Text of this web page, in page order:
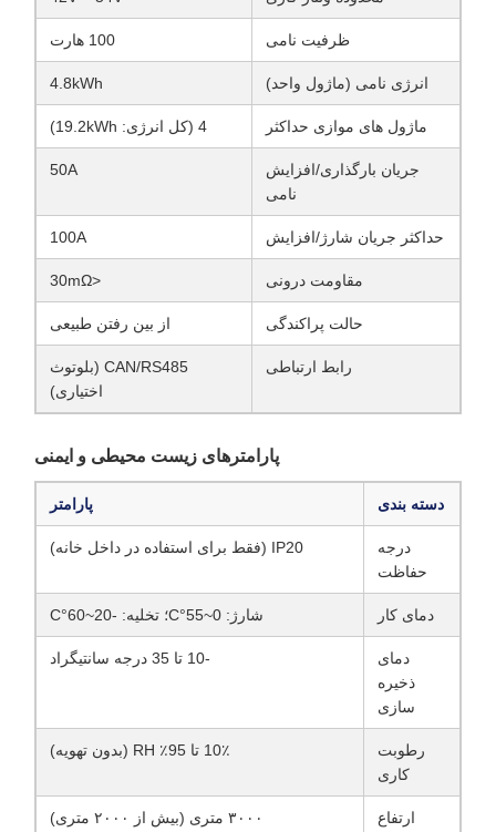
ظرفیت نامی 100 هارت
انرژی نامی (ماژول واحد) 4.8kWh
ماژول های موازی حداکثر 4 (کل انرژی: 19.2kWh)
جریان بارگذاری/افزایش
نامی
50A
حداکثر جریان شارژ/افزایش 100A
مقاومت درونی <30mΩ
حالت پراکندگی از بین رفتن طبیعی
رابط ارتباطی
CAN/RS485 (بلوتوث
اختیاری)
پارامترهای زیست محیطی و ایمنی
دسته بندی پارامتر
درجه
حفاظت
IP20 (فقط برای استفاده در داخل خانه)
دمای کار شارژ: 0~55°C؛ تخلیه: -20~60°C
دمای
ذخیره
سازی
-10 تا 35 درجه سانتیگراد
رطوبت
کاری
10٪ تا 95٪ RH (بدون تهویه)
ارتفاع
۳۰۰۰ متری (بیش از ۲۰۰۰ متری)